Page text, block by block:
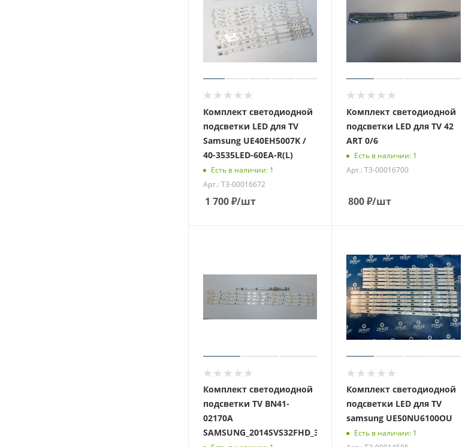
Комплект светодиодной
подсветки LED для TV
Samsung UE40EH5007K /
40-3535LED-60EA-R(L)
Есть в наличии: 1
Арт.: ТЗ-00016672
1 700₽/шт
Комплект светодиодной
подсветки LED для TV 42
ART 0/6
Есть в наличии: 1
Арт.: ТЗ-00016700
800₽/шт
Комплект светодиодной
подсветки TV BN41-
02170A
SAMSUNG_2014SVS32FHD_3228_07
Комплект светодиодной
подсветки LED для TV
samsung UE50NU6100OU
Есть в наличии: 1